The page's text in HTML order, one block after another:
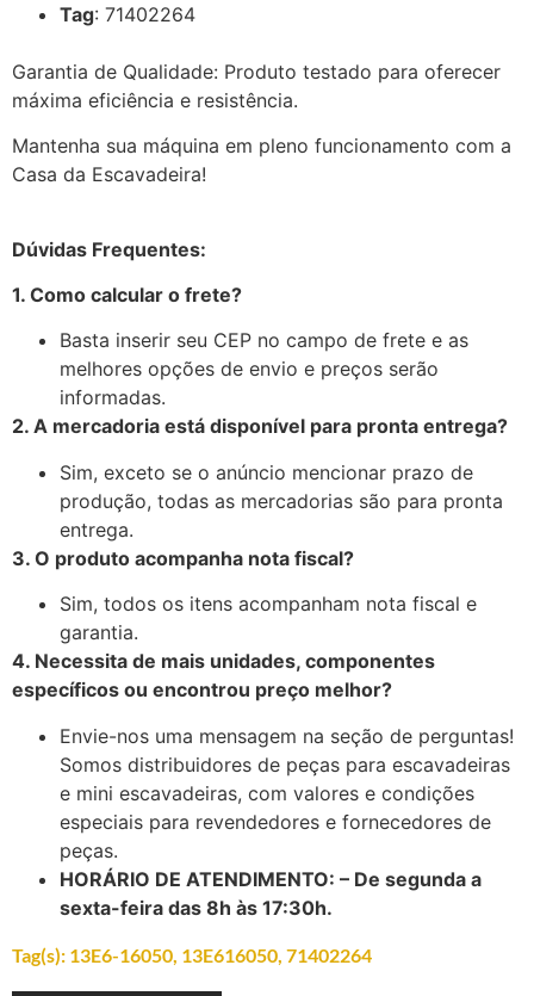
Tag: 71402264
Garantia de Qualidade: Produto testado para oferecer
máxima eficiência e resistência.
Mantenha sua máquina em pleno funcionamento com a
Casa da Escavadeira!
Dúvidas Frequentes:
1. Como calcular o frete?
Basta inserir seu CEP no campo de frete e as
melhores opções de envio e preços serão
informadas.
2. A mercadoria está disponível para pronta entrega?
Sim, exceto se o anúncio mencionar prazo de
produção, todas as mercadorias são para pronta
entrega.
3. O produto acompanha nota fiscal?
Sim, todos os itens acompanham nota fiscal e
garantia.
4. Necessita de mais unidades, componentes
específicos ou encontrou preço melhor?
Envie-nos uma mensagem na seção de perguntas!
Somos distribuidores de peças para escavadeiras
e mini escavadeiras, com valores e condições
especiais para revendedores e fornecedores de
peças.
HORÁRIO DE ATENDIMENTO: – De segunda a
sexta-feira das 8h às 17:30h.
Tag(s): 13E6-16050 13E616050 71402264